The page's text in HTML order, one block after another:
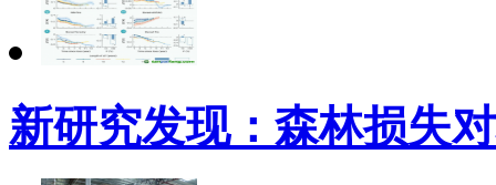
新研究发现：森林损失